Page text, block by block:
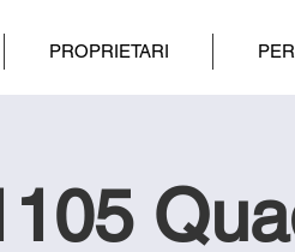
PROPRIETARI